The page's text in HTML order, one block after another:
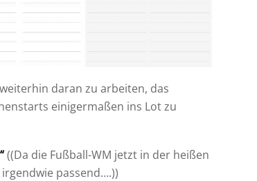
daran zu arbeiten, das
einigermaßen ins Lot zu
((Da die Fußball-WM jetzt in der heißen
passend….))